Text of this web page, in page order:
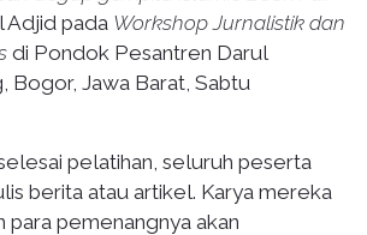
Adjid pada Workshop Jurnalistik dan
di Pondok Pesantren Darul
Bogor, Jawa Barat, Sabtu
pelatihan, seluruh peserta
berita atau artikel. Karya mereka
para pemenangnya akan